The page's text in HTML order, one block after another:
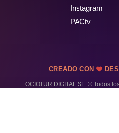
Instagram
PACtv
CREADO CON
OCIOTUR DIGITAL SL. © Todos